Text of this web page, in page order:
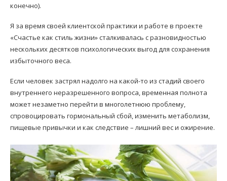
конечно).
Я за время своей клиентской практики и работе в проекте
«Счастье как стиль жизни» сталкивалась с разновидностью
нескольких десятков психологических выгод для сохранения
избыточного веса.
Если человек застрял надолго на какой-то из стадий своего
внутреннего неразрешенного вопроса, временная полнота
может незаметно перейти в многолетнюю проблему,
спровоцировать гормональный сбой, изменить метаболизм,
пищевые привычки и как следствие – лишний вес и ожирение.